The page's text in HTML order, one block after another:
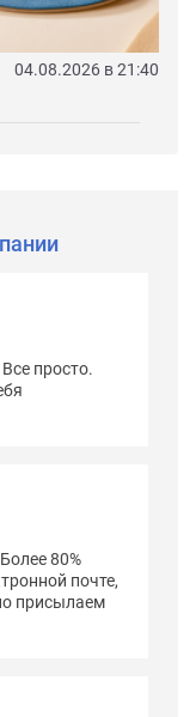
04.08.2026 в 21:40
просто.
80%
почте,
присылаем